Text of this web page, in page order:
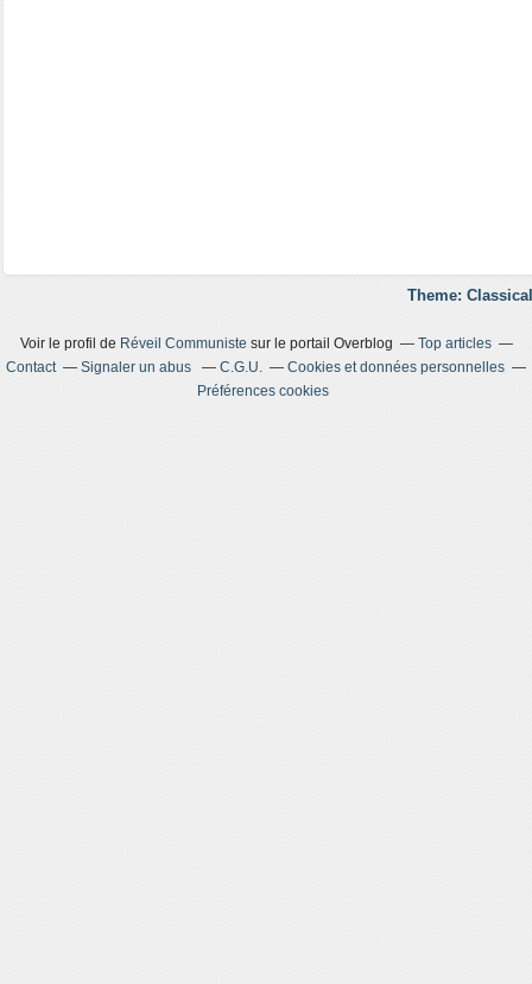
Theme:
Voir le profil de Réveil Communiste sur le portail Overblog
Top articles
Contact
Signaler un abus C.G.U.
Cookies et données personnelles
Préférences cookies